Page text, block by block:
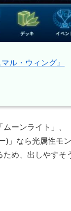
ル・ウィング』
ムーンライト」、
)」なら光属性モ
め、出しやすそ